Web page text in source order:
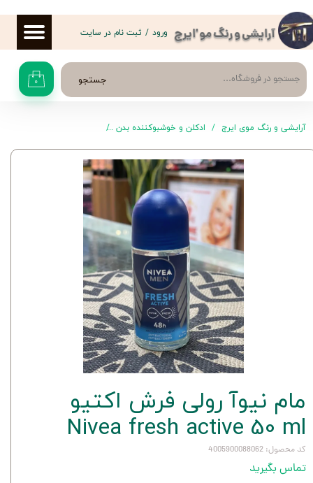
آرایشی و رنگ مو 'ایرج
جستجو ۰
ورود / ثبت نام در سایت
حساب کاربری من
تغییر گذر واژه
سفارشات
خروج از حساب کاربری
آرایشی و رنگ موی ایرج ادکلن و خوشبوکننده بدن
مام نیوآ رولی فرش اکتیو
Nivea fresh active 50 ml
کد محصول: 4005900088062
تماس بگیرید